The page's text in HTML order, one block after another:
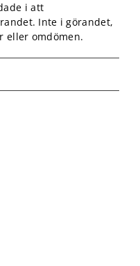
i att
Inte i görandet,
eller omdömen.